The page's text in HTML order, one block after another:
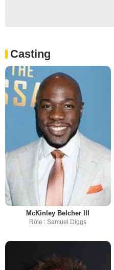
Casting
McKinley Belcher III
Rôle : Samuel Diggs